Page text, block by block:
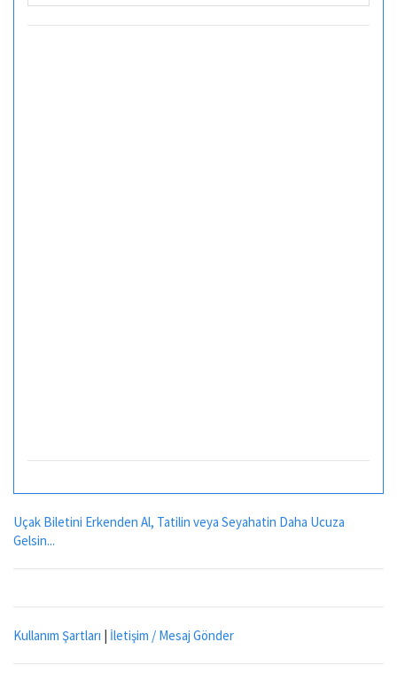
Uçak Biletini Erkenden Al, Tatilin veya Seyahatin Daha Ucuza
Gelsin...
Kullanım Şartları | İletişim / Mesaj Gönder